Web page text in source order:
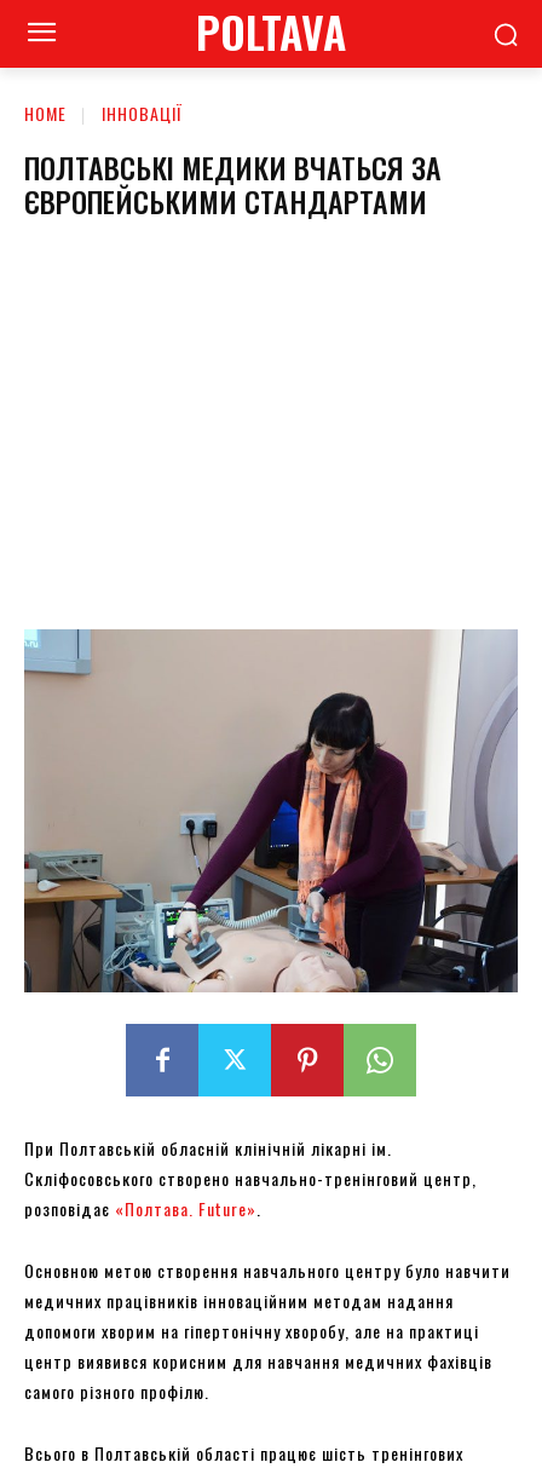
POLTAVA
HOME ІННОВАЦІЇ
ПОЛТАВСЬКІ МЕДИКИ ВЧАТЬСЯ ЗА
ЄВРОПЕЙСЬКИМИ СТАНДАРТАМИ
При Полтавській обласній клінічній лікарні ім.
Скліфосовського створено навчально-тренінговий центр,
розповідає «Полтава. Future»
Основною метою створення навчального центру було навчити
медичних працівників інноваційним методам надання
допомоги хворим на гіпертонічну хворобу, але на практиці
центр виявився корисним для навчання медичних фахівців
самого різного профілю.
Всього в Полтавській області працює шість тренінгових